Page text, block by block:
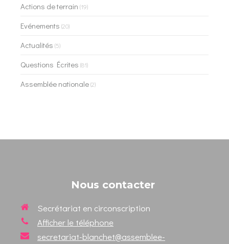
Actions de terrain (19)
Evénements (20)
Actualités (5)
Questions Écrites (81)
Assemblée nationale(2)
Nous contacter
Secrétariat en circonscription
Afficher le téléphone
secretariat-blanchet@assemblee-